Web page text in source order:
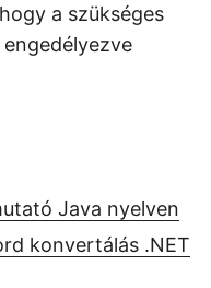
a szükséges
engedélyezve
Java nyelven
konvertálás .NET